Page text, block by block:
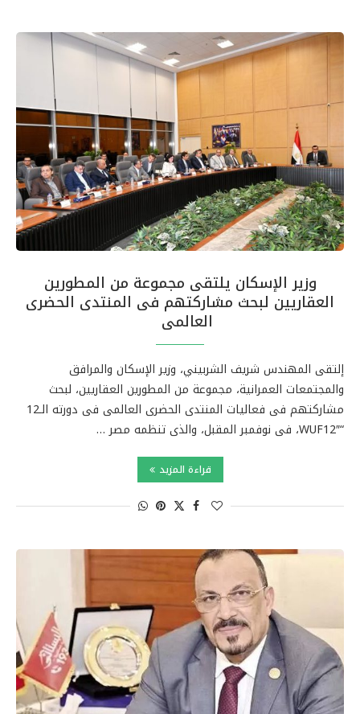
وزير الإسكان يلتقى مجموعة من المطورين
العقاريين لبحث مشاركتهم فى المنتدى الحضرى
العالمى
إلتقى المهندس شريف الشربيني، وزير الإسكان والمرافق
والمجتمعات العمرانية، مجموعة من المطورين العقاريين، لبحث
مشاركتهم فى فعاليات المنتدى الحضرى العالمى فى دورته الـ12
“WUF12″، فى نوفمبر المقبل، والذى تنظمه مصر …
قراءة المزيد